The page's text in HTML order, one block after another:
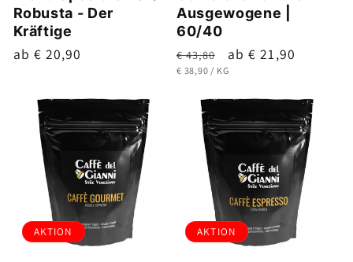
Robusta - Der
Kräftige
Normaler
ab € 20,90
Ausgewogene |
60/40
Normaler
Preis
€ 43,80 Verkaufspreis
ab € 21,90
GRUNDPREIS
€ 38,90 / PRO
KG
AKTION AKTION